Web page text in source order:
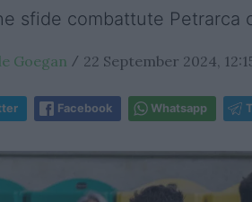
sfide combattute Petrarca
Goegan / 22 September 2024,
Facebook Whatsapp